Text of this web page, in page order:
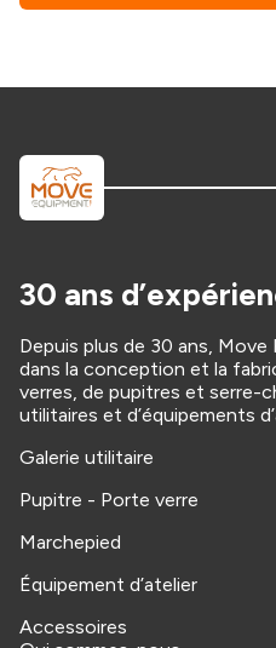
30 ans
Depuis plus de 30 ans,
dans la conception et la
verres, de pupitres et serre-
utilitaires et d’équipements
Galerie utilitaire
Pupitre - Porte verre
Marchepied
Équipement d’atelier
Accessoires